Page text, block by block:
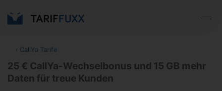
‹ CallYa Tarife
25 € CallYa-Wechselbonus und 15 GB mehr
Daten für treue Kunden